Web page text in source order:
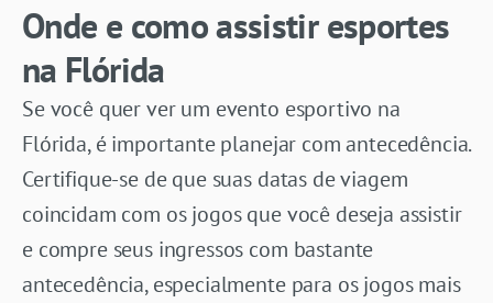
Onde e como assistir esportes
na Flórida
Se você quer ver um evento esportivo na
Flórida, é importante planejar com antecedência.
Certifique-se de que suas datas de viagem
coincidam com os jogos que você deseja assistir
e compre seus ingressos com bastante
antecedência, especialmente para os jogos mais